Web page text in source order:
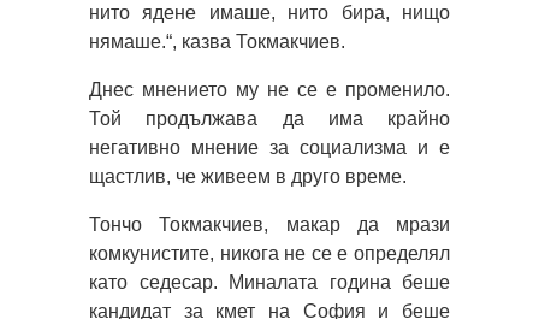
нито ядене имаше, нито бира, нищо
нямаше.“, казва Токмакчиев.
Днес мнението му не се е променило.
Той продължава да има крайно
негативно мнение за социализма и е
щастлив, че живеем в друго време.
Тончо Токмакчиев, макар да мрази
комкунистите, никога не се е определял
като седесар. Миналата година беше
кандидат за кмет на София и беше